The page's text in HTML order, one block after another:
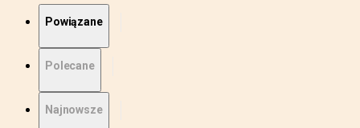
Powiązane
Polecane
Najnowsze